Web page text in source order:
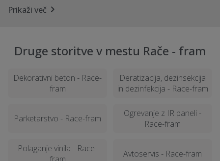
Prikaži več
Druge storitve v mestu Rače - fram
Dekorativni beton - Race-
fram
Deratizacija, dezinsekcija
in dezinfekcija - Race-fram
Parketarstvo - Race-fram
Ogrevanje z IR paneli -
Race-fram
Polaganje vinila - Race-
Avtoservis - Race-fram